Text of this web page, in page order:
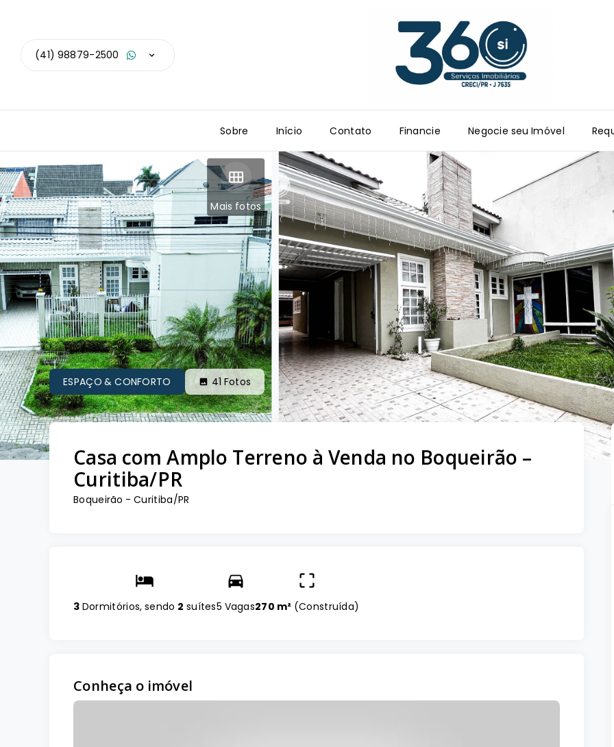
(41) 98879-2500
Sobre Início Contato Financie Negocie seu Imóvel
Mais fotos
ESPAÇO & CONFORTO 41 Fotos
Casa com Amplo Terreno à Venda no Boqueirão –
Curitiba/PR
Boqueirão - Curitiba/PR
3 Dormitórios, sendo 2 suítes5 Vagas270 m² (Construída)
Conheça o imóvel